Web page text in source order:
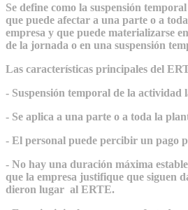
Se define como la suspensión
que puede afectar a una parte o a
empresa y que puede materializarse
de la jornada o en una suspensión
Las características principales del
- Suspensión temporal de la actividad
- Se aplica a una parte o a toda la
- El personal puede percibir un pago
- No hay una duración máxima
que la empresa justifique que siguen
dieron lugar al ERTE.